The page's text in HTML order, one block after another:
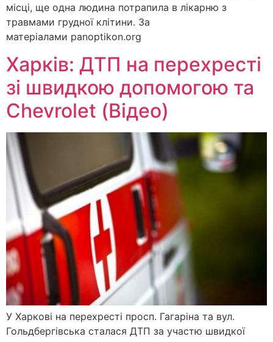
місці, ще одна людина потрапила в лікарню з
травмами грудної клітини. За
матеріалами panoptikon.org
Харків: ДТП на перехресті
зі швидкою допомогою та
Chevrolet (Відео)
У Харкові на перехресті просп. Гагаріна та вул.
Гольдбергівська сталася ДТП за участю швидкої